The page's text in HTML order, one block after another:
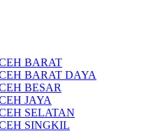
BARAT
BARAT DAYA
BESAR
JAYA
SELATAN
SINGKIL